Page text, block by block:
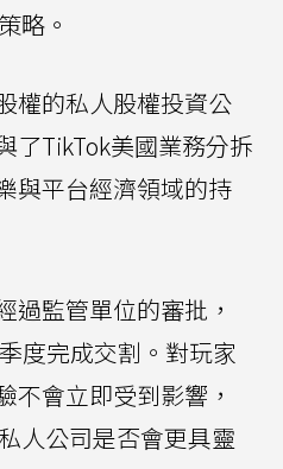
略。
權的私人股權投資公
了TikTok美國業務分拆
與平台經濟領域的持
過監管單位的審批，
度完成交割。對玩家
不會立即受到影響，
人公司是否會更具靈